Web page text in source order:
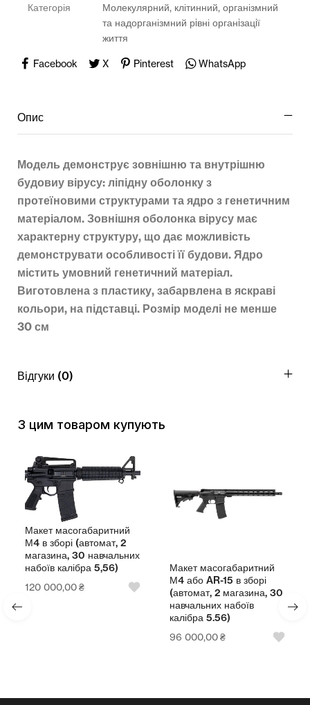
Всі товари
STEM
Категорія
Молекулярний, клітинний, організмний
та надорганізмний рiвні органiзацiї
життя
Facebook X Pinterest WhatsApp
Опис
Модель демонструє зовнішню та внутрішню
будовиу вірусу: ліпідну оболонку з
протеїновими структурами та ядро з генетичним
матеріалом. Зовнішня оболонка вірусу має
характерну структуру, що дає можливість
демонструвати особливості її будови. Ядро
містить умовний генетичний матеріал.
Виготовлена з пластику, забарвлена в яскраві
кольори, на підставці. Розмір моделі не менше
30 см
Відгуки (0)
З цим товаром купують
Макет масогабаритний
М4 в зборі (автомат, 2
магазина, 30 навчальних
набоїв калібра 5,56)
120 000,00₴
Макет масогабаритний
М4 або AR-15 в зборі
(автомат, 2 магазина, 30
навчальних набоїв
калібра 5.56)
96 000,00₴